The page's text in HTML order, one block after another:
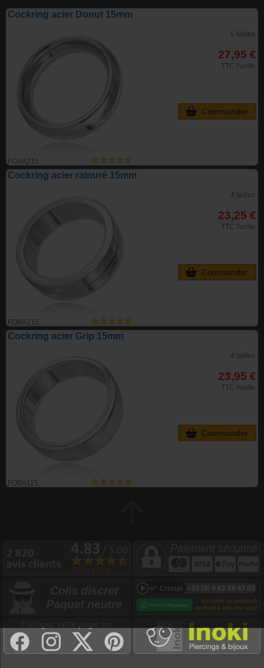
Cockring acier Donut 15mm
FOAA215
5 tailles
27,95 €
TTC l'unite
Commander
Cockring acier rainuré 15mm
FOBA215
4 tailles
23,25 €
TTC l'unite
Commander
Cockring acier Grip 15mm
FOBA115
4 tailles
23,95 €
TTC l'unite
Commander